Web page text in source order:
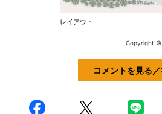
レイアウト
Copyright ©
コメントを見る／